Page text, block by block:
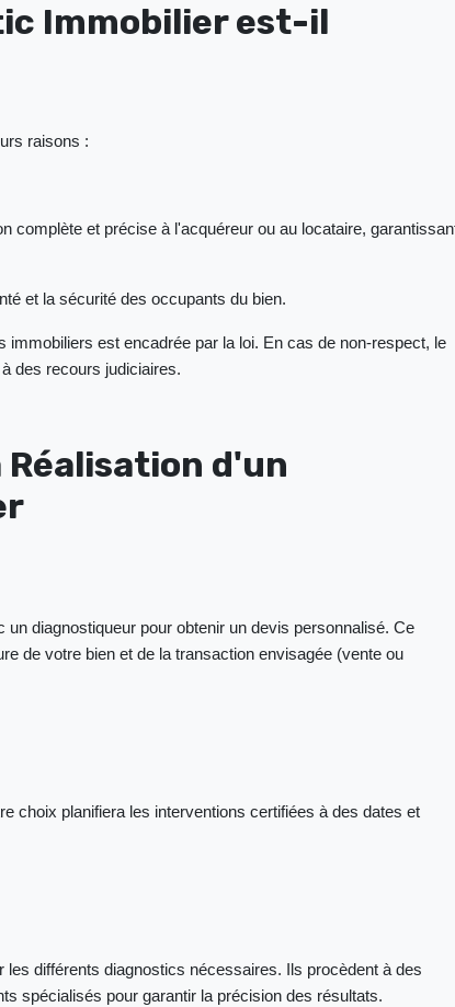
Immobilier est-il
raisons :
complète et précise à l'acquéreur ou au locataire,
et la sécurité des occupants du bien.
immobiliers est encadrée par la loi. En cas de non-respect, le
des recours judiciaires.
Réalisation d'un
diagnostiqueur pour obtenir un devis personnalisé. Ce
de votre bien et de la transaction envisagée (vente ou
choix planifiera les interventions certifiées à des dates et
les différents diagnostics nécessaires. Ils procèdent à des
spécialisés pour garantir la précision des résultats.